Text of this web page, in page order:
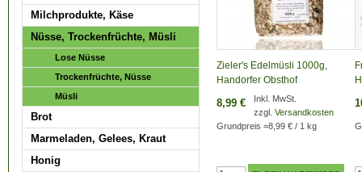
Zieler's Edelmüsli 1000g,
Handorfer Obsthof
8,99 €
Inkl. MwSt.
zzgl. Versandkosten
Grundpreis =8,99 € / 1 kg
Milchprodukte, Käse
Nüsse, Trockenfrüchte, Müsli
Lose Nüsse
Trockenfrüchte, Nüsse
Müsli
Brot
Marmeladen, Gelees, Kraut
Honig